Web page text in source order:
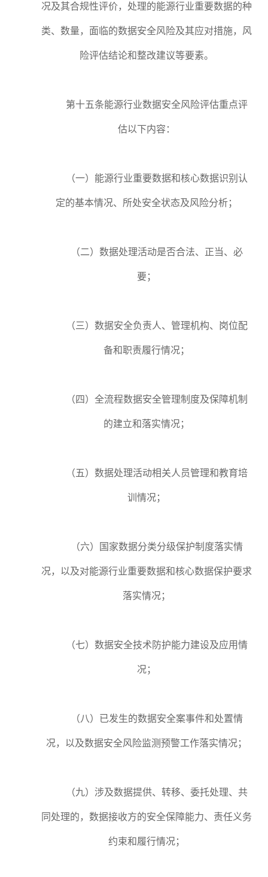
况及其合规性评价，处理的能源行业重要数据的种
类、数量，面临的数据安全风险及其应对措施，风
险评估结论和整改建议等要素。
第十五条能源行业数据安全风险评估重点评
估以下内容：
（一）能源行业重要数据和核心数据识别认
定的基本情况、所处安全状态及风险分析；
（二）数据处理活动是否合法、正当、必
要；
（三）数据安全负责人、管理机构、岗位配
备和职责履行情况；
（四）全流程数据安全管理制度及保障机制
的建立和落实情况；
（五）数据处理活动相关人员管理和教育培
训情况；
（六）国家数据分类分级保护制度落实情
况，以及对能源行业重要数据和核心数据保护要求
落实情况；
（七）数据安全技术防护能力建设及应用情
况；
（八）已发生的数据安全案事件和处置情
况，以及数据安全风险监测预警工作落实情况；
（九）涉及数据提供、转移、委托处理、共
同处理的，数据接收方的安全保障能力、责任义务
约束和履行情况；